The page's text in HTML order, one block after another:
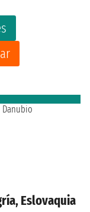
Eslovaquia